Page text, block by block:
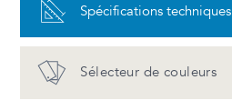
Avantages et entretien
Spécifications techniques
Sélecteur de couleurs